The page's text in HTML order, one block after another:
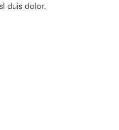
duis dolor.